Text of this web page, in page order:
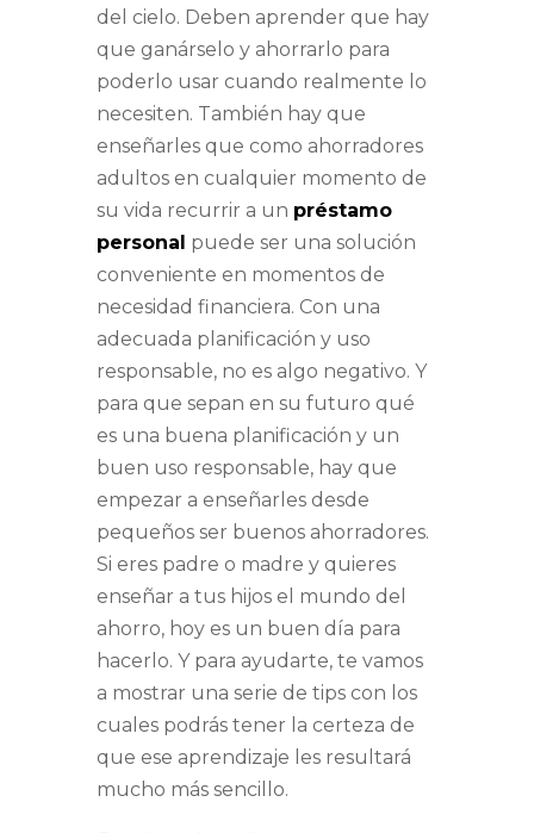
del cielo. Deben aprender que hay
que ganárselo y ahorrarlo para
poderlo usar cuando realmente lo
necesiten. También hay que
enseñarles que como ahorradores
adultos en cualquier momento de
su vida recurrir a un préstamo
personal puede ser una solución
conveniente en momentos de
necesidad financiera. Con una
adecuada planificación y uso
responsable, no es algo negativo. Y
para que sepan en su futuro qué
es una buena planificación y un
buen uso responsable, hay que
empezar a enseñarles desde
pequeños ser buenos ahorradores.
Si eres padre o madre y quieres
enseñar a tus hijos el mundo del
ahorro, hoy es un buen día para
hacerlo. Y para ayudarte, te vamos
a mostrar una serie de tips con los
cuales podrás tener la certeza de
que ese aprendizaje les resultará
mucho más sencillo.